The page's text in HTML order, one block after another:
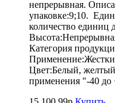
непрерывная.
упаковке:9;10.
количество
Категория
Цвет:Белый,
применения "-40 до